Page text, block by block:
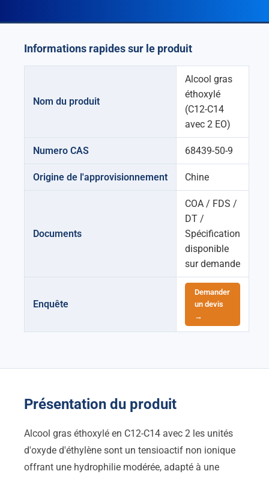
Informations rapides sur le produit
Nom du produit
Alcool gras
éthoxylé
(C12-C14
avec 2 EO)
Numero CAS 68439-50-9
Origine de l'approvisionnement Chine
Documents
COA / FDS /
DT /
Spécification
disponible
sur demande
Enquête
Demander
un devis
→
Présentation du produit
Alcool gras éthoxylé en C12-C14 avec 2 les unités
d'oxyde d'éthylène sont un tensioactif non ionique
offrant une hydrophilie modérée, adapté à une